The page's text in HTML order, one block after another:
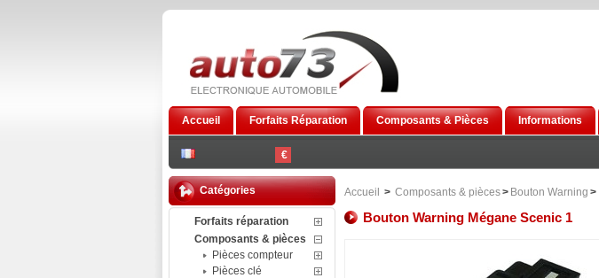
€
Accueil Forfaits Réparation Composants & Pièces Informations
Catégories
Forfaits réparation
Composants & pièces
Pièces compteur
Pièces clé
Accueil > Composants & pièces> Bouton Warning >
Bouton Warning Mégane Scenic 1